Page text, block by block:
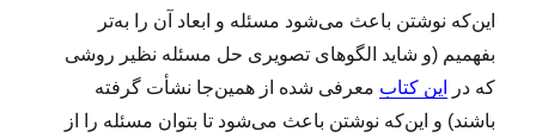
این‌که نوشتن باعث می‌شود مسئله و ابعاد آن را به‌تر
بفهمیم (و شاید الگوهای تصویری حل مسئله نظیر روشی
که در
این کتاب معرفی شده از همین‌جا نشأت گرفته
باشند) و این‌که نوشتن باعث می‌شود تا بتوان مسئله را از